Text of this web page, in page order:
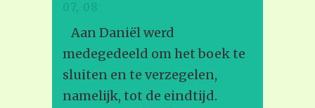
07, 08
Aan Daniël werd
medegedeeld om het boek te
sluiten en te verzegelen,
namelijk, tot de eindtijd.